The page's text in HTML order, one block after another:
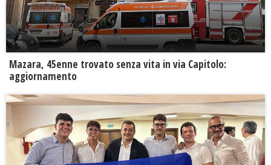
Mazara, 45enne trovato senza vita in via Capitolo:
aggiornamento